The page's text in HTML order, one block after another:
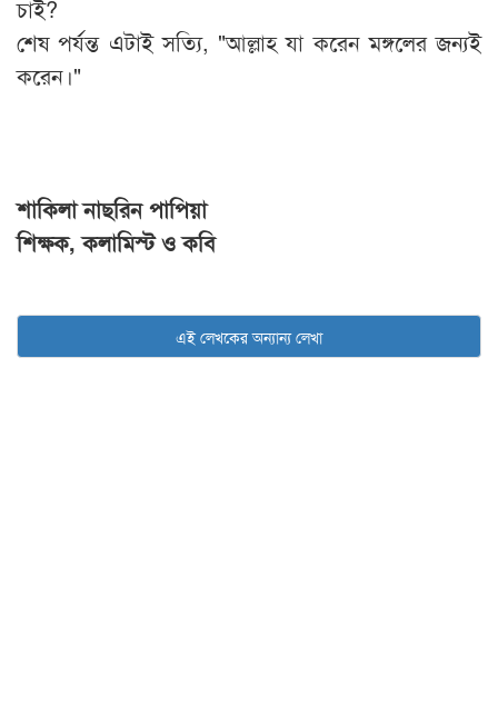
চাই?
শেষ পর্যন্ত এটাই সত্যি, "আল্লাহ যা করেন মঙ্গলের জন্যই
করেন।"
শাকিলা নাছরিন পাপিয়া
শিক্ষক, কলামিস্ট ও কবি
এই লেখকের অন্যান্য লেখা